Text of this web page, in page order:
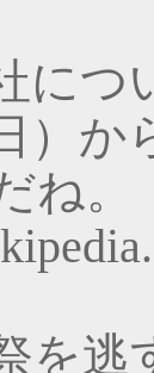
につ
）か
ね。
を逃